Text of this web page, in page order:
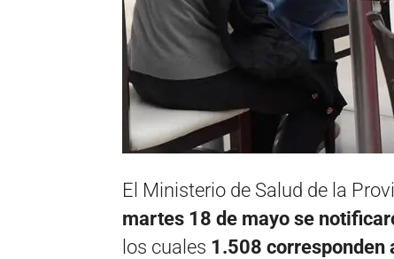
El Ministerio de Salud de la
martes 18 de mayo se
los cuales 1.508 corresponden